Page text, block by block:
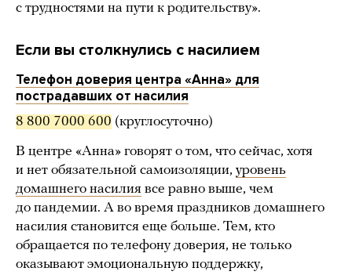
с трудностями на пути к родительству».
Если вы столкнулись с насилием
Телефон доверия центра «Анна» для
пострадавших от насилия
8 800 7000 600 (круглосуточно)
В центре «Анна» говорят о том, что сейчас, хотя
и нет обязательной самоизоляции, уровень
домашнего насилия все равно выше, чем
до пандемии. А во время праздников домашнего
насилия становится еще больше. Тем, кто
обращается по телефону доверия, не только
оказывают эмоциональную поддержку,